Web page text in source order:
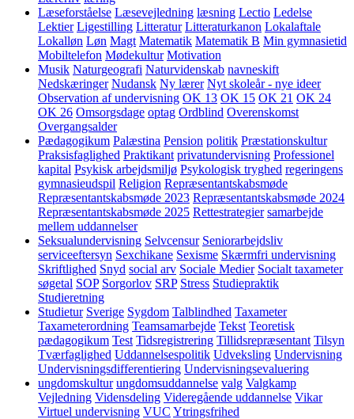
Læseforståelse Læsevejledning læsning Lectio Ledelse
Lektier Ligestilling Litteratur Litteraturkanon Lokalaftale
Lokalløn Løn Magt Matematik Matematik B Min gymnasietid
Mobiltelefon Mødekultur Motivation
Musik Naturgeografi Naturvidenskab navneskift
Nedskæringer Nudansk Ny lærer Nyt skoleår - nye ideer
Observation af undervisning OK 13 OK 15 OK 21 OK 24
OK 26 Omsorgsdage optag Ordblind Overenskomst
Overgangsalder
Pædagogikum Palæstina Pension politik Præstationskultur
Praksisfaglighed Praktikant privatundervisning Professionel
kapital Psykisk arbejdsmiljø Psykologisk tryghed regeringens
gymnasieudspil Religion Repræsentantskabsmøde
Repræsentantskabsmøde 2023 Repræsentantskabsmøde 2024
Repræsentantskabsmøde 2025 Rettestrategier samarbejde
mellem uddannelser
Seksualundervisning Selvcensur Seniorarbejdsliv
serviceeftersyn Sexchikane Sexisme Skærmfri undervisning
Skriftlighed Snyd social arv Sociale Medier Socialt taxameter
søgetal SOP Sorgorlov SRP Stress Studiepraktik
Studieretning
Studietur Sverige Sygdom Talblindhed Taxameter
Taxameterordning Teamsamarbejde Tekst Teoretisk
pædagogikum Test Tidsregistrering Tillidsrepræsentant Tilsyn
Tværfaglighed Uddannelsespolitik Udveksling Undervisning
Undervisningsdifferentiering Undervisningsevaluering
ungdomskultur ungdomsuddannelse valg Valgkamp
Vejledning Vidensdeling Videregående uddannelse Vikar
Virtuel undervisning VUC Ytringsfrihed